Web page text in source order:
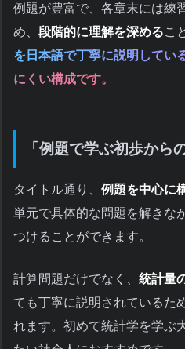
例題が豊富で、各章末には練
め、 段階的に理解を深めるこ
を日本語で丁寧に説明してい
にくい構成です。
「例題で学ぶ初歩から
タイトル通り、 例題を中心に
単元で具体的な問題を解きな
つけることができます。
計算問題だけでなく、 統計量
ても丁寧に説明されているた
れます。初めて統計学を学ぶ